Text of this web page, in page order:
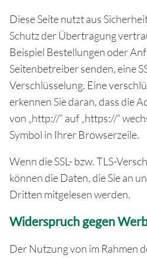
Diese Seite nutzt aus
Schutz der Übertragung
Beispiel Bestellungen oder
Seitenbetreiber senden, eine
Verschlüsselung. Eine
erkennen Sie daran, dass die
von „http://“ auf „https://“
Symbol in Ihrer Browserzeile.
Wenn die SSL- bzw. TLS-
können die Daten, die Sie an
Dritten mitgelesen werden.
Widerspruch gegen
Der Nutzung von im Rahmen